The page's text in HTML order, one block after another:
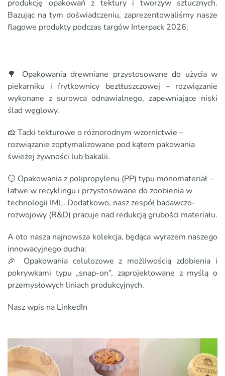
produkcję opakowań z tektury i tworzyw sztucznych.
Bazując na tym doświadczeniu, zaprezentowaliśmy nasze
flagowe produkty podczas targów Interpack 2026.
🌳 Opakowania drewniane przystosowane do użycia w
piekarniku i frytkownicy beztłuszczowej – rozwiązanie
wykonane z surowca odnawialnego, zapewniające niski
ślad węglowy.
🧀 Tacki tekturowe o różnorodnym wzornictwie –
rozwiązanie zoptymalizowane pod kątem pakowania
świeżej żywności lub bakalii.
🔵 Opakowania z polipropylenu (PP) typu monomateriał –
łatwe w recyklingu i przystosowane do zdobienia w
technologii IML. Dodatkowo, nasz zespół badawczo-
rozwojowy (R&D) pracuje nad redukcją grubości materiału.
A oto nasza najnowsza kolekcja, będąca wyrazem naszego
innowacyjnego ducha:
🎉 Opakowania celulozowe z możliwością zdobienia i
pokrywkami typu „snap-on”, zaprojektowane z myślą o
przemysłowych liniach produkcyjnych.
Nasz wpis na LinkedIn